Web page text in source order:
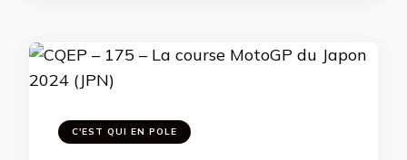
C'EST QUI EN POLE